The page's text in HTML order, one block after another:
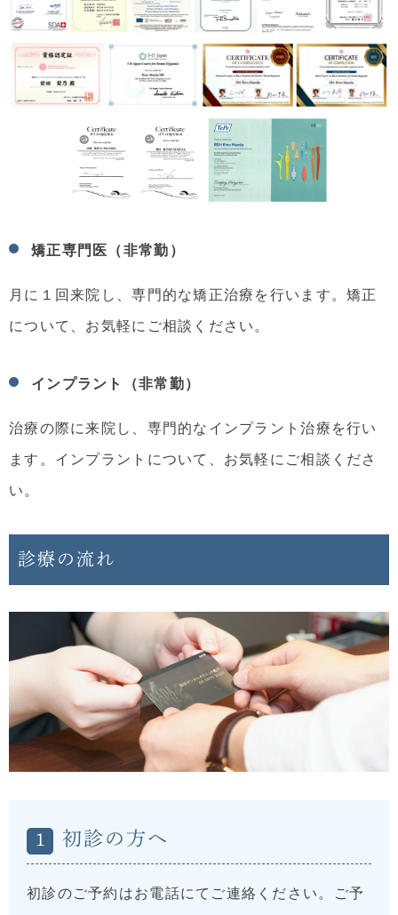
矯正専門医（非常勤）
月に１回来院し、専門的な矯正治療を行います。矯正
について、お気軽にご相談ください。
インプラント（非常勤）
治療の際に来院し、専門的なインプラント治療を行い
ます。インプラントについて、お気軽にご相談くださ
い。
診療の流れ
1 初診の方へ
初診のご予約はお電話にてご連絡ください。ご予